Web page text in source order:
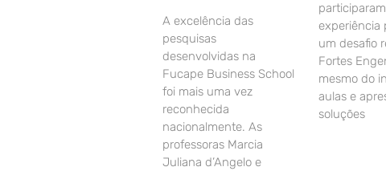
A excelência das
pesquisas
desenvolvidas na
Fucape Business School
foi mais uma vez
reconhecida
nacionalmente. As
professoras Marcia
Juliana d’Angelo e
experiência
um desafio
Fortes
mesmo do
aulas e
soluções